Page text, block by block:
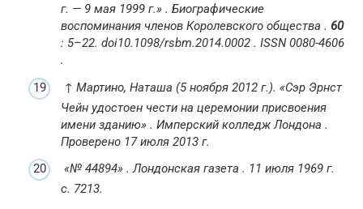
г. — 9 мая 1999 г.» . Биографические
воспоминания членов Королевского общества . 60
: 5–22. doi10.1098/rsbm.2014.0002 . ISSN0080-4606
.
↑ Мартино, Наташа (5 ноября 2012 г.). «Сэр Эрнст
Чейн удостоен чести на церемонии присвоения
имени зданию» . Имперский колледж Лондона .
Проверено 17 июля 2013 г.
«№ 44894» .Лондонская газета . 11 июля 1969 г.
с. 7213.